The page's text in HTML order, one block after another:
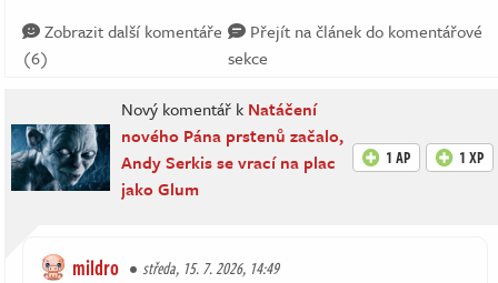
Zobrazit další komentáře
(6)
Přejít na článek do komentářové
sekce
Nový komentář k Natáčení
nového Pána prstenů začalo,
Andy Serkis se vrací na plac
jako Glum
1 AP 1 XP
mildro středa, 15. 7. 2026, 14:49